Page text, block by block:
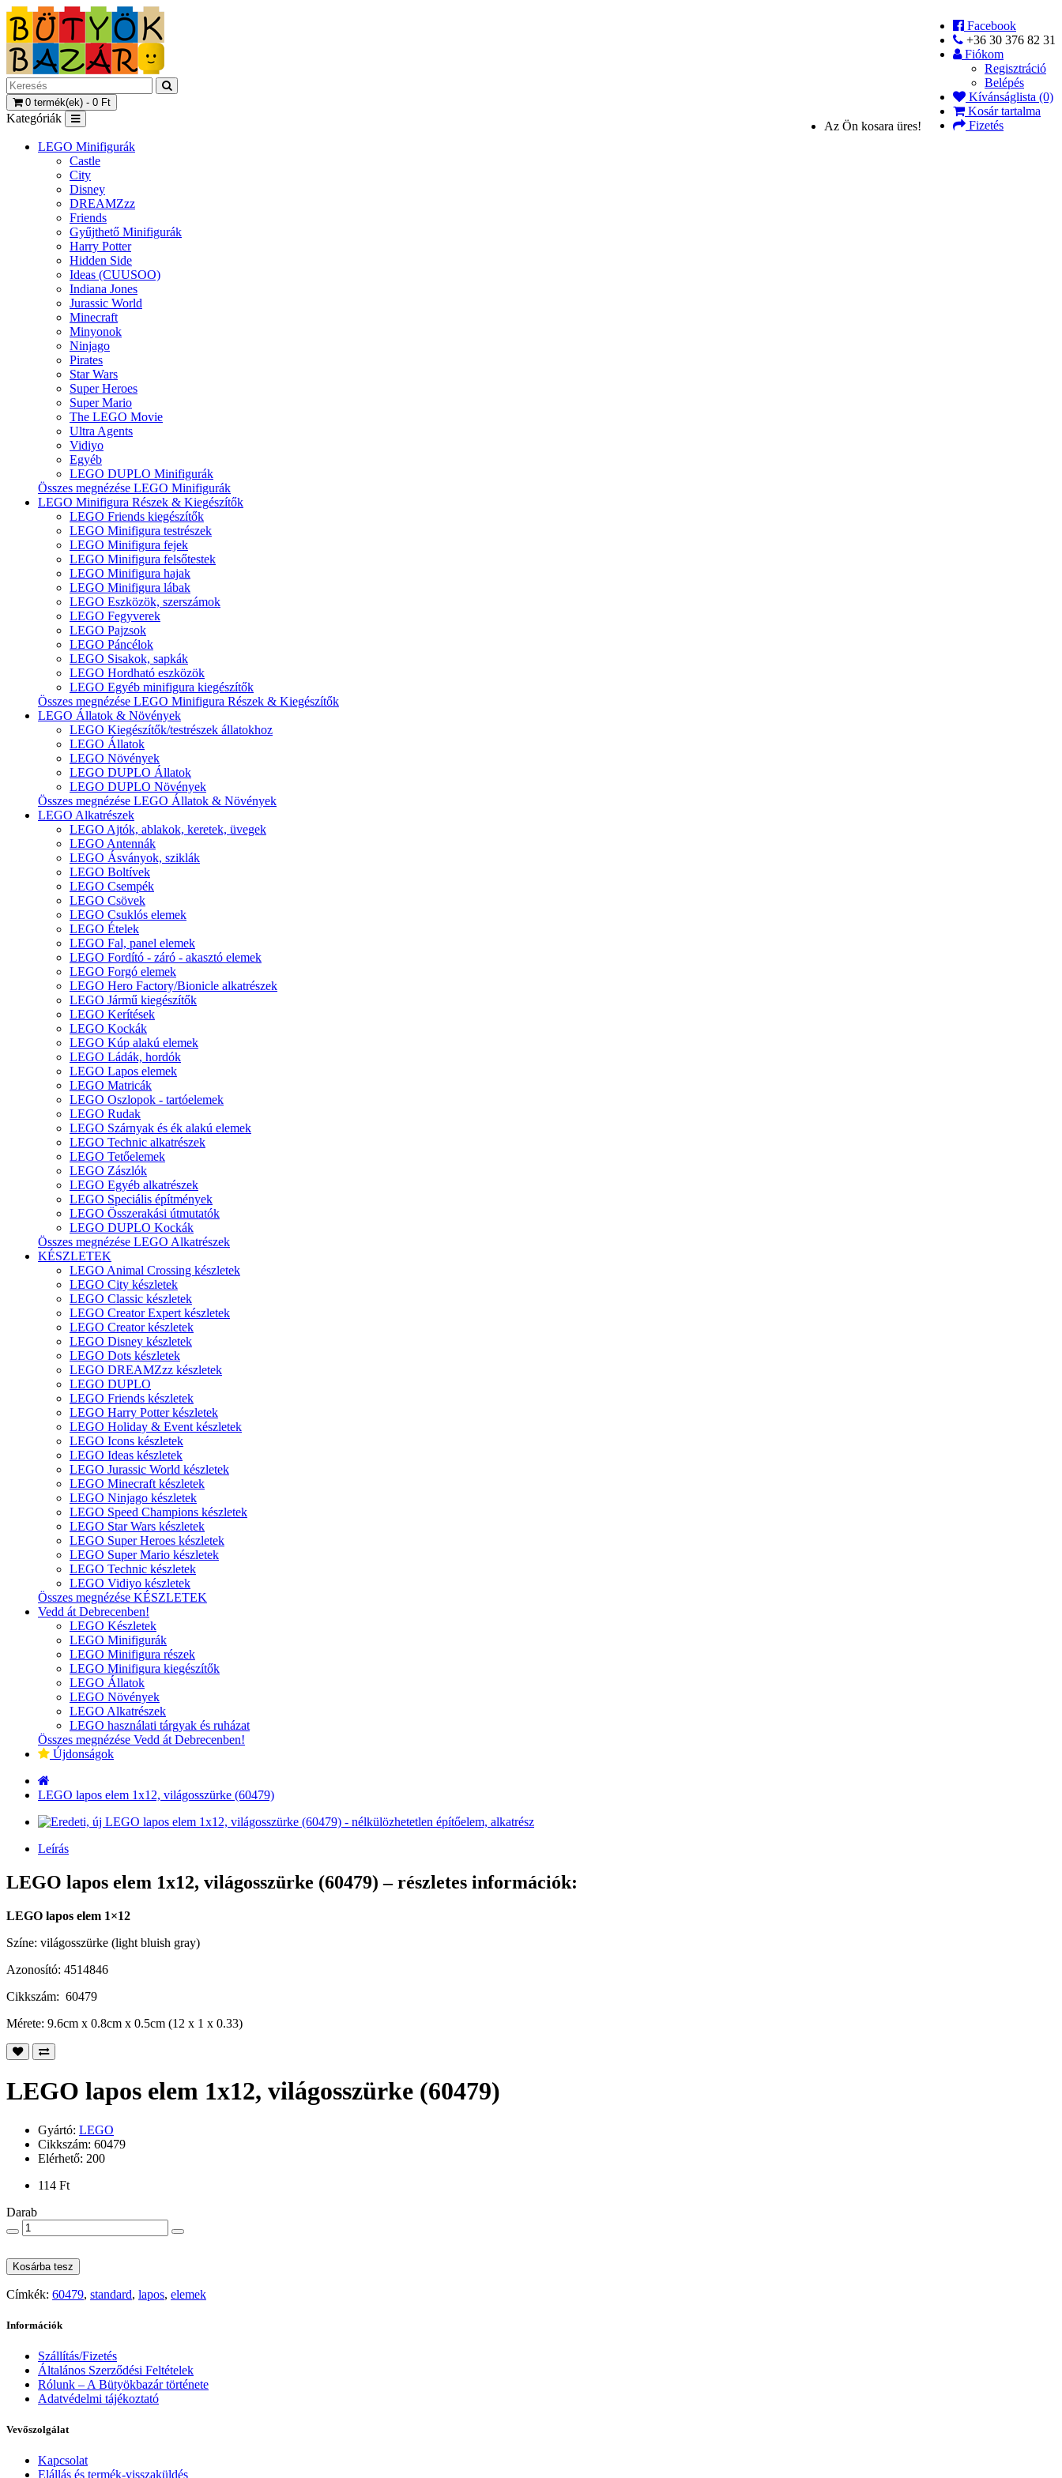
Facebook
+36 30 376 82 31
Fiókom
Regisztráció
Belépés
Kívánságlista (0)
Kosár tartalma
Fizetés
0 termék(ek) - 0 Ft
Az Ön kosara üres!
Kategóriák
LEGO Minifigurák
Castle
City
Disney
DREAMZzz
Friends
Gyűjthető Minifigurák
Harry Potter
Hidden Side
Ideas (CUUSOO)
Indiana Jones
Jurassic World
Minecraft
Minyonok
Ninjago
Pirates
Star Wars
Super Heroes
Super Mario
The LEGO Movie
Ultra Agents
Vidiyo
Egyéb
LEGO DUPLO Minifigurák
Összes megnézése LEGO Minifigurák
LEGO Minifigura Részek & Kiegészítők
LEGO Friends kiegészítők
LEGO Minifigura testrészek
LEGO Minifigura fejek
LEGO Minifigura felsőtestek
LEGO Minifigura hajak
LEGO Minifigura lábak
LEGO Eszközök, szerszámok
LEGO Fegyverek
LEGO Pajzsok
LEGO Páncélok
LEGO Sisakok, sapkák
LEGO Hordható eszközök
LEGO Egyéb minifigura kiegészítők
Összes megnézése LEGO Minifigura Részek & Kiegészítők
LEGO Állatok & Növények
LEGO Kiegészítők/testrészek állatokhoz
LEGO Állatok
LEGO Növények
LEGO DUPLO Állatok
LEGO DUPLO Növények
Összes megnézése LEGO Állatok & Növények
LEGO Alkatrészek
LEGO Ajtók, ablakok, keretek, üvegek
LEGO Antennák
LEGO Ásványok, sziklák
LEGO Boltívek
LEGO Csempék
LEGO Csövek
LEGO Csuklós elemek
LEGO Ételek
LEGO Fal, panel elemek
LEGO Fordító - záró - akasztó elemek
LEGO Forgó elemek
LEGO Hero Factory/Bionicle alkatrészek
LEGO Jármű kiegészítők
LEGO Kerítések
LEGO Kockák
LEGO Kúp alakú elemek
LEGO Ládák, hordók
LEGO Lapos elemek
LEGO Matricák
LEGO Oszlopok - tartóelemek
LEGO Rudak
LEGO Szárnyak és ék alakú elemek
LEGO Technic alkatrészek
LEGO Tetőelemek
LEGO Zászlók
LEGO Egyéb alkatrészek
LEGO Speciális építmények
LEGO Összerakási útmutatók
LEGO DUPLO Kockák
Összes megnézése LEGO Alkatrészek
KÉSZLETEK
LEGO Animal Crossing készletek
LEGO City készletek
LEGO Classic készletek
LEGO Creator Expert készletek
LEGO Creator készletek
LEGO Disney készletek
LEGO Dots készletek
LEGO DREAMZzz készletek
LEGO DUPLO
LEGO Friends készletek
LEGO Harry Potter készletek
LEGO Holiday & Event készletek
LEGO Icons készletek
LEGO Ideas készletek
LEGO Jurassic World készletek
LEGO Minecraft készletek
LEGO Ninjago készletek
LEGO Speed Champions készletek
LEGO Star Wars készletek
LEGO Super Heroes készletek
LEGO Super Mario készletek
LEGO Technic készletek
LEGO Vidiyo készletek
Összes megnézése KÉSZLETEK
Vedd át Debrecenben!
LEGO Készletek
LEGO Minifigurák
LEGO Minifigura részek
LEGO Minifigura kiegészítők
LEGO Állatok
LEGO Növények
LEGO Alkatrészek
LEGO használati tárgyak és ruházat
Összes megnézése Vedd át Debrecenben!
Újdonságok
LEGO lapos elem 1x12, világosszürke (60479)
Leírás
LEGO lapos elem 1x12, világosszürke (60479) – részletes információk:
LEGO lapos elem 1×12
Színe: világosszürke (light bluish gray)
Azonosító: 4514846
Cikkszám: 60479
Mérete: 9.6cm x 0.8cm x 0.5cm (12 x 1 x 0.33)
LEGO lapos elem 1x12, világosszürke (60479)
Gyártó: LEGO
Cikkszám: 60479
Elérhető: 200
114 Ft
Darab
Kosárba tesz
Címkék: 60479, standard, lapos, elemek
Információk
Szállítás/Fizetés
Általános Szerződési Feltételek
Rólunk – A Bütyökbazár története
Adatvédelmi tájékoztató
Vevőszolgálat
Kapcsolat
Elállás és termék-visszaküldés